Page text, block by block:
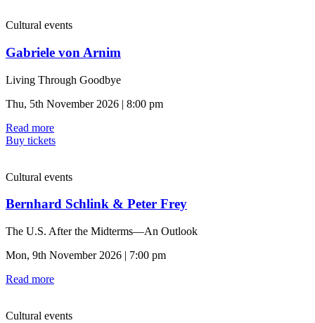
Cultural events
Gabriele von Arnim
Living Through Goodbye
Thu, 5th November 2026 | 8:00 pm
Read more
Buy tickets
Cultural events
Bernhard Schlink & Peter Frey
The U.S. After the Midterms—An Outlook
Mon, 9th November 2026 | 7:00 pm
Read more
Cultural events